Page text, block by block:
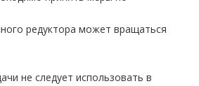
редуктора может вращаться
не следует использовать в